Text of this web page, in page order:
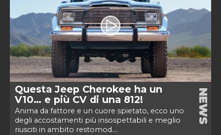
Questa Jeep Cherokee ha un
V10… e più CV di una 812!
Anima da fattore e un cuore spietato, ecco uno
degli accostamenti più insospettabili e meglio
riusciti in ambito restomod....
NEWS